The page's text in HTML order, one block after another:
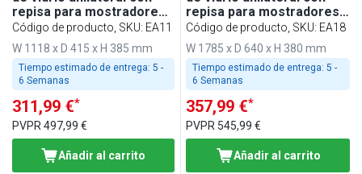
repisa para mostradores
empotrados - 1100mm -
para BA116, WA116,
KA116, PA116 y EA116
Código de producto, SKU: EA11
W 1118 x D 415 x H 385 mm
Tiempo estimado de entrega: 5 -
6 Semanas
311,99 €*
PVPR 497,99 €
Añadir al carrito
repisa para mostradores
empotrados - 1800mm -
para BA186, WA186,
KA186, PA186 y EA186
Código de producto, SKU: EA18
W 1785 x D 640 x H 380 mm
Tiempo estimado de entrega: 5 -
6 Semanas
357,99 €*
PVPR 545,99 €
Añadir al carrito